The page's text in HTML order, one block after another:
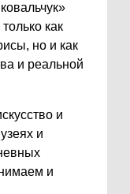
как
но и как
и реальной
и
и
и